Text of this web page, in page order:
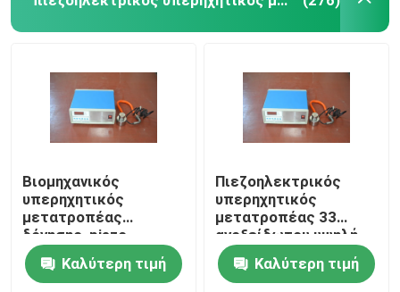
Βιομηχανικός
υπερηχητικός
μετατροπέας
δόνησης, piezo
κεραμικός
μετατροπέας
Καλύτερη τιμή
Πιεζοηλεκτρικός
υπερηχητικός
μετατροπέας 33
ανοξείδωτου υψηλή
αποδοτικότητα KHz
Καλύτερη τιμή